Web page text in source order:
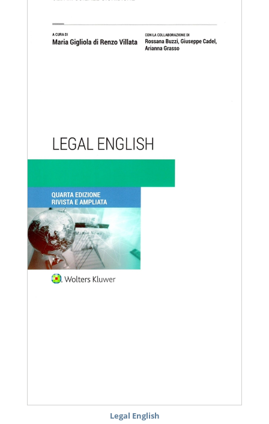
Legal English